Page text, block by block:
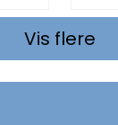
Vis flere